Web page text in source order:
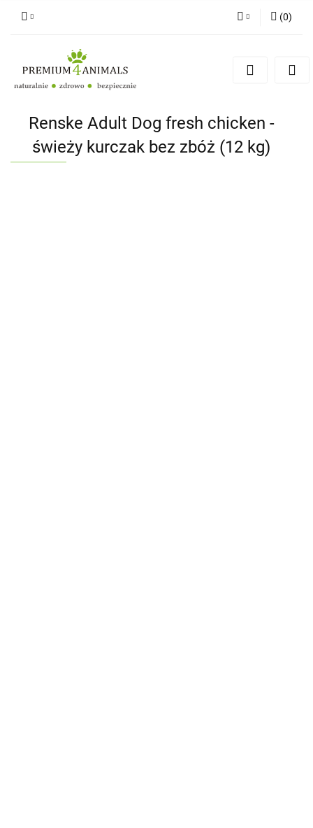
Zarejestruj się
Zgody cookies
(0)
Renske Adult Dog fresh chicken -
świeży kurczak bez zbóż (12 kg)